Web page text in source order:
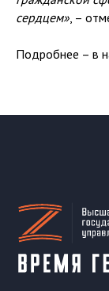
сердцем», –
Подробнее – в